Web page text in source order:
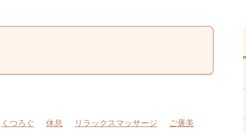
くつろぐ 休息 リラックスマッサージ
ご褒美